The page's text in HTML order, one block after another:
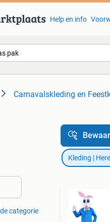
Help en info
Carnavalskleding en
categorie
Kleding |